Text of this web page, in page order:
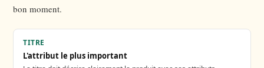
bon moment.
TITRE
L'attribut le plus important